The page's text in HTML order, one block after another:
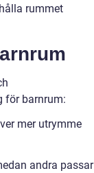
rummet
för barnrum:
mer utrymme
andra passar